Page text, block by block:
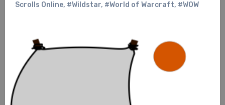
Scrolls Online, #Wildstar, #World of Warcraft, #WOW